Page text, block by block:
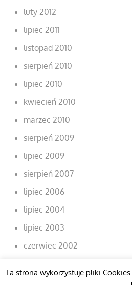
luty 2012
lipiec 2011
listopad 2010
sierpień 2010
lipiec 2010
kwiecień 2010
marzec 2010
sierpień 2009
lipiec 2009
sierpień 2007
lipiec 2006
lipiec 2004
lipiec 2003
czerwiec 2002
Ta strona wykorzystuje pliki